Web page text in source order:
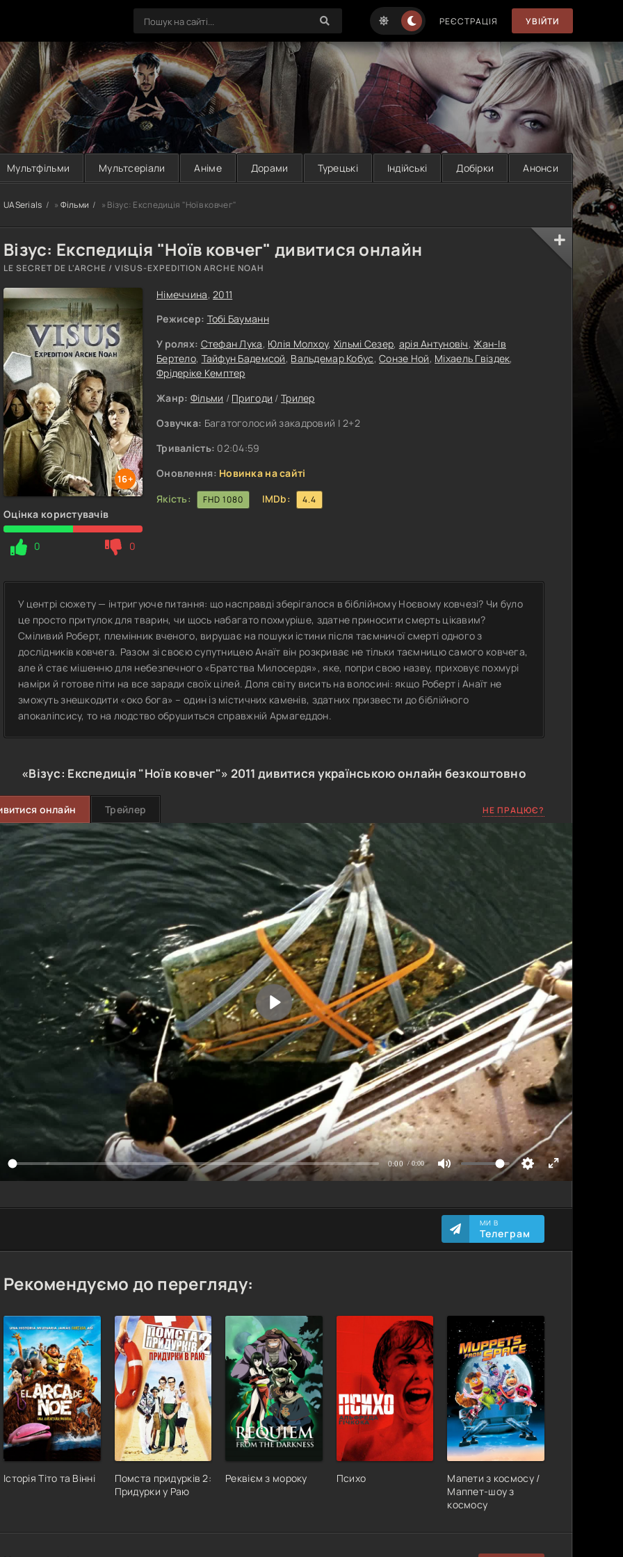
РЕЄСТРАЦІЯ УВІЙТИ
Мультфільми Мультсеріали Аніме Дорами Турецькі Індійські Добірки Анонси
UASerials » Фільми » Візус: Експедиція "Ноїв ковчег"
Візус: Експедиція "Ноїв ковчег" дивитися онлайн
LE SECRET DE L'ARCHE / VISUS-EXPEDITION ARCHE NOAH
16+
Оцінка користувачів
0 0
Німеччина,2011
Режисер: Тобі Бауманн
У ролях: Стефан Лука, Юлія Молхоу, Хільмі Сезер, арія Антуновіч,Жан-Ів
Бертело, Тайфун Бадемсой, Вальдемар Кобус,Сонзе Ной, Міхаель Гвіздек,
Фрідеріке Кемптер
Жанр: Фільми / Пригоди /Трилер
Озвучка: Багатоголосий закадровий | 2+2
Тривалість: 02:04:59
Оновлення: Новинка на сайті
Якість:
FHD 1080 IMDb: 4.4
У центрі сюжету — інтригуюче питання: що насправді зберігалося в біблійному Ноєвому ковчезі? Чи було
це просто притулок для тварин, чи щось набагато похмуріше, здатне приносити смерть цікавим?
Сміливий Роберт, племінник вченого, вирушає на пошуки істини після таємничої смерті одного з
дослідників ковчега. Разом зі своєю супутницею Анаїт він розкриває не тільки таємницю самого ковчега,
але й стає мішенню для небезпечного «Братства Милосердя», яке, попри свою назву, приховує похмурі
наміри й готове піти на все заради своїх цілей. Доля світу висить на волосині: якщо Роберт і Анаїт не
зможуть знешкодити «око бога» – один із містичних каменів, здатних призвести до біблійного
апокаліпсису, то на людство обрушиться справжній Армагеддон.
«Візус: Експедиція "Ноїв ковчег"» 2011 дивитися українською онлайн безкоштовно
онлайн Трейлер НЕ ПРАЦЮЄ?
МИ В
Телеграм
Рекомендуємо до перегляду:
Історія Тіто та Вінні
Помста придурків 2:
Придурки у Раю
Реквієм з мороку Психо
Мапети з космосу /
Маппет-шоу з
космосу